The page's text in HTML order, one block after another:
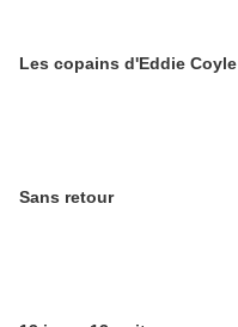
Les copains d'Eddie Coyle
Sans retour